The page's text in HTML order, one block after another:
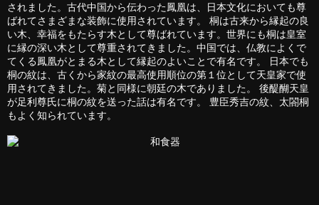
されました。古代中国から伝わった鳳凰は、日本文化においても尊
ばれてさまざまな装飾に使用されています。 桐は古来から縁起の良
い木、幸福をもたらす木として尊ばれています。世界にも桐は皇室
に縁の深い木として尊重されてきました。中国では、仏教によくで
てくる鳳凰がとまる木として縁起のよいことで有名です。 日本でも
桐の紋は、古くから家紋の最高使用順位の第１位として天皇家で使
用されてきました。菊と同様に朝廷の木でありました。 後醍醐天皇
が足利尊氏に桐の紋を送った話は有名です。 豊臣秀吉の紋、太閤桐
もよく知られています。